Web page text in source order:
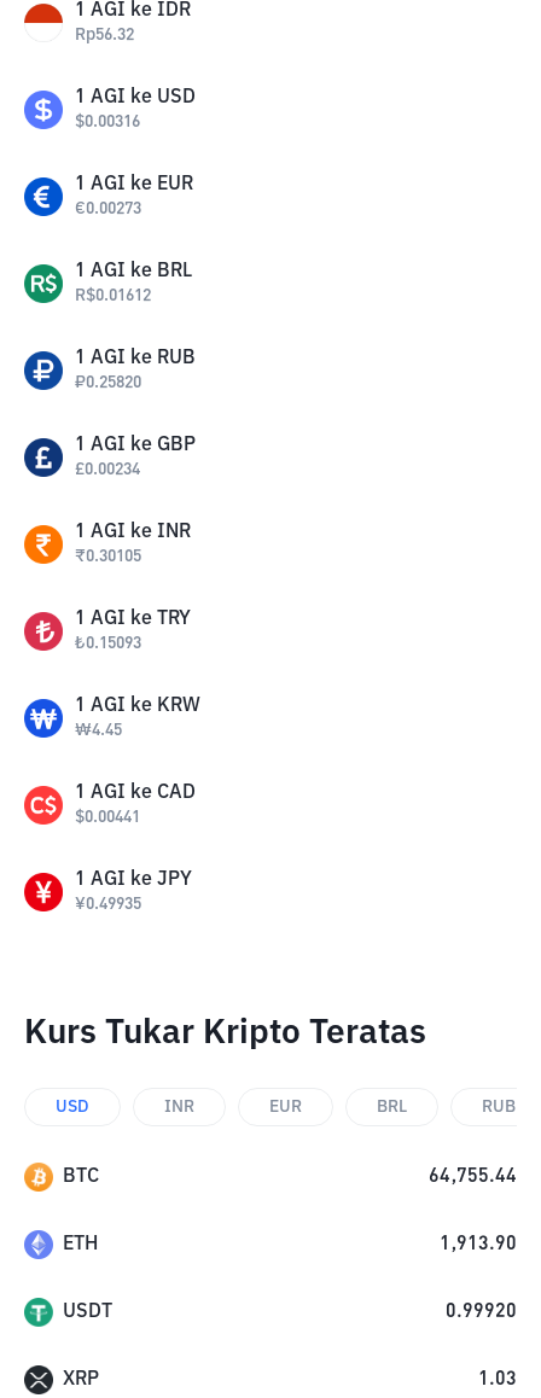
1 AGI ke IDR
Rp56.32
1 AGI ke USD
$0.00316
1 AGI ke EUR
€0.00273
1 AGI ke BRL
R$0.01612
1 AGI ke RUB
₽0.25820
1 AGI ke GBP
£0.00234
1 AGI ke INR
₹0.30105
1 AGI ke TRY
₺0.15093
1 AGI ke KRW
₩4.45
1 AGI ke CAD
$0.00441
1 AGI ke JPY
¥0.49935
Kurs Tukar Kripto Teratas
USD INR EUR BRL RUB
BTC 64,755.44
ETH 1,913.90
USDT 0.99920
XRP 1.03